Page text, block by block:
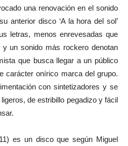
una renovación en el sonido
anterior disco ‘A la hora del sol’
letras, menos enrevesadas que
un sonido más rockero denotan
que busca llegar a un público
carácter onírico marca del grupo.
con sintetizadores y se
de estribillo pegadizo y fácil
es un disco que según Miguel